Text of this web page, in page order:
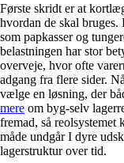
Første skridt er at
hvordan de skal
som papkasser og
belastningen har stor
overveje, hvor ofte
adgang fra flere sider.
vælge en løsning, der
mere om byg-selv
fremad, så reolsystemet
måde undgår I dyre
lagerstruktur over tid.